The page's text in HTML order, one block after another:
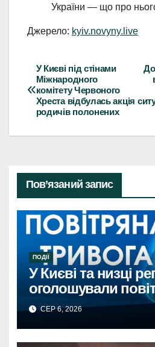
України — що про
Джерело: kyiv.novyny.live
Навігація
записів
У Києві під стінами
Міжнародного
комітету Червоного
Хреста відбулась акція
родичів полонених
Пов’язаний запис
ПОДІЇ
У Києві та низці
оголошували
тривогу через
Києві та регіонах:
СЕР 6, 2026